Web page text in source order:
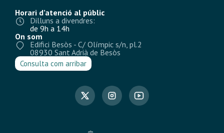
Horari d’atenció al públic
Dilluns a divendres:
de 9h a 14h
On som
Edifici Besòs - C/ Olímpic s/n, pl.2
08930 Sant Adrià de Besòs
Consulta com arribar